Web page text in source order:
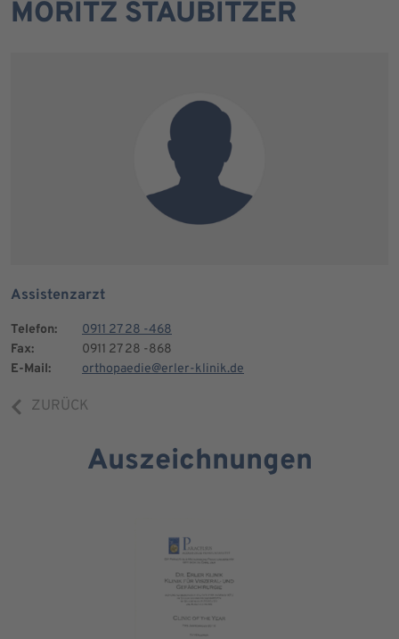
MORITZ STAUBITZER
Assistenzarzt
Telefon:
0911 27 28 -468
Fax:
0911 27 28 -868
E-Mail:
orthopaedie@erler-klinik.de
ZURÜCK
Auszeichnungen